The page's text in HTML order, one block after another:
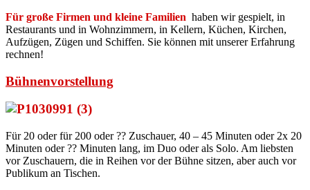
Für große Firmen und kleine Familien haben wir gespielt, in
Restaurants und in Wohnzimmern, in Kellern, Küchen, Kirchen,
Aufzügen, Zügen und Schiffen. Sie können mit unserer Erfahrung
rechnen!
Bühnenvorstellung
Für 20 oder für 200 oder ?? Zuschauer, 40 – 45 Minuten oder 2x 20
Minuten oder ?? Minuten lang, im Duo oder als Solo. Am liebsten
vor Zuschauern, die in Reihen vor der Bühne sitzen, aber auch vor
Publikum an Tischen.